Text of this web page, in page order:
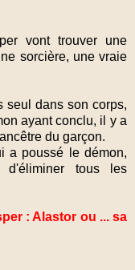
vont trouver une
sorcière, une vraie
seul dans son corps,
ayant conclu, il y a
du garçon.
a poussé le démon,
d'éliminer tous les
: Alastor ou ... sa